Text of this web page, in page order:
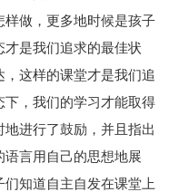
做，更多地时候是孩子
是我们追求的最佳状
这样的课堂才是我们追
，我们的学习才能取得
进行了鼓励，并且指出
言用自己的思想地展
知道自主自发在课堂上